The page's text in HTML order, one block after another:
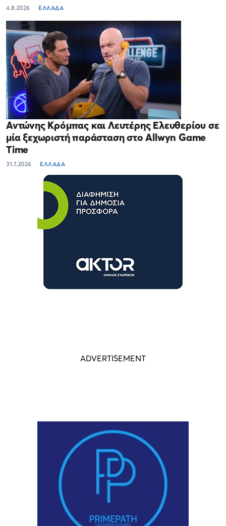
4.8.2026 ΕΛΛΑΔΑ
Αντώνης Κρόμπας και Λευτέρης Ελευθερίου σε
μία ξεχωριστή παράσταση στο Allwyn Game
Time
31.7.2026 ΕΛΛΑΔΑ